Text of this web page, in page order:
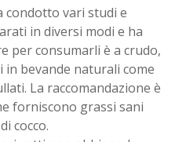
condotto vari studi e
in diversi modi e ha
per consumarli è a crudo,
bevande naturali come
La raccomandazione è
forniscono grassi sani
cocco.